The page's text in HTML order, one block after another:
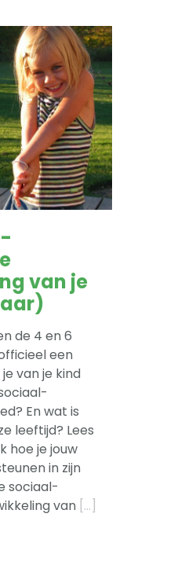
kind
kind
kind
van je
de 4 en 6
een
van je kind
En wat is
leeftijd? Lees
hoe je jouw
in zijn
sociaal-
van […]